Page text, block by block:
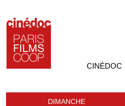
CINÉDOC
DIMANCHE